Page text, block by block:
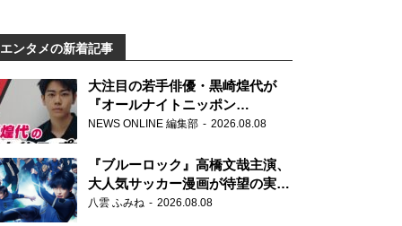
エンタメの新着記事
大注目の若手俳優・黒崎煌代が
『オールナイトニッポン
0(ZERO)』に初登場「今からとて
NEWS ONLINE 編集部 2026.08.08
『ブルーロック』高橋文哉主演、
大人気サッカー漫画が待望の実写
映画に
八雲 ふみね 2026.08.08